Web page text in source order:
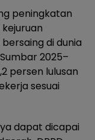
peningkatan
di dunia
2025–
persen lulusan
sesuai
dapat dicapai